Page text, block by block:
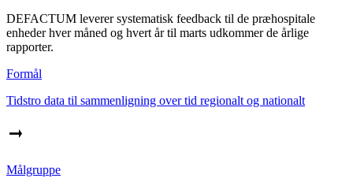
DEFACTUM leverer systematisk feedback til de præhospitale
enheder hver måned og hvert år til marts udkommer de årlige
rapporter.
Formål
Tidstro data til sammenligning over tid regionalt og nationalt
Målgruppe